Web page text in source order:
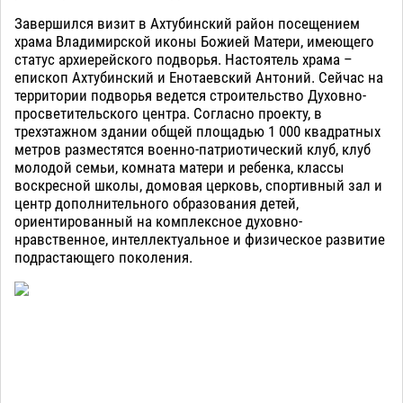
Завершился визит в Ахтубинский район посещением
храма Владимирской иконы Божией Матери, имеющего
статус архиерейского подворья. Настоятель храма –
епископ Ахтубинский и Енотаевский Антоний. Сейчас на
территории подворья ведется строительство Духовно-
просветительского центра. Согласно проекту, в
трехэтажном здании общей площадью 1 000 квадратных
метров разместятся военно-патриотический клуб, клуб
молодой семьи, комната матери и ребенка, классы
воскресной школы, домовая церковь, спортивный зал и
центр дополнительного образования детей,
ориентированный на комплексное духовно-
нравственное, интеллектуальное и физическое развитие
подрастающего поколения.